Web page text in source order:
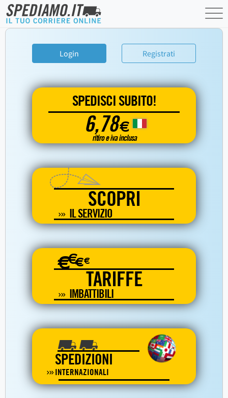
Login Registrati
SPEDISCI SUBITO!
6,78€
ritiro e iva inclusa
SCOPRI
IL SERVIZIO
€€€€
TARIFFE
IMBATTIBILI
SPEDIZIONI
INTERNAZIONALI